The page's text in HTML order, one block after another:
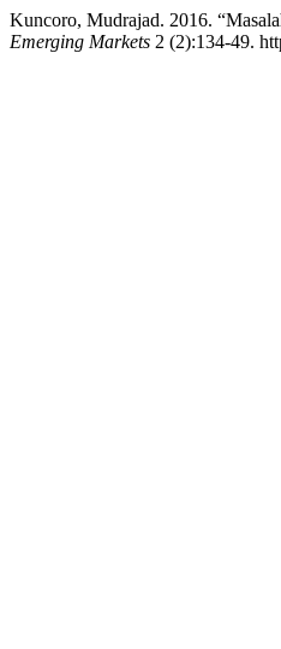
Kuncoro, Mudrajad. 2016.
Emerging Markets 2 (2):134-49.